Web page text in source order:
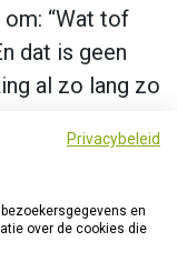
“Wat tof
dat is geen
al zo lang zo
Privacybeleid
en
over de cookies die